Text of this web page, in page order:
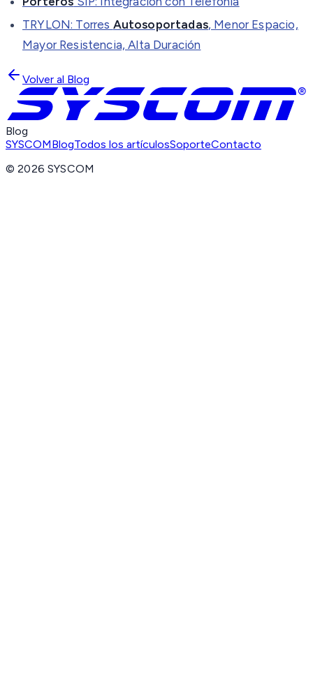
TRYLON: Torres Autosoportadas, Menor Espacio,
Mayor Resistencia, Alta Duración
Volver al Blog
Blog
SYSCOMBlogTodos los artículosSoporteContacto
©2026 SYSCOM